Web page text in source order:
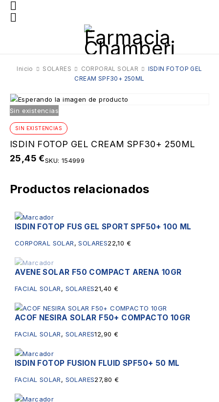
Inicio SOLARES CORPORAL SOLAR
ISDIN FOTOP GEL
CREAM SPF30+ 250ML
Sin existencias
SIN EXISTENCIAS
ISDIN FOTOP GEL CREAM SPF30+ 250ML
25,45€SKU: 154999
Productos relacionados
ISDIN FOTOP FUS GEL SPORT SPF50+ 100 ML
CORPORAL SOLAR,SOLARES22,10 €
Sin existencias
AVENE SOLAR F50 COMPACT ARENA 10GR
FACIAL SOLAR, SOLARES21,40 €
ACOF NESIRA SOLAR F50+ COMPACTO 10GR
FACIAL SOLAR, SOLARES12,90 €
ISDIN FOTOP FUSION FLUID SPF50+ 50 ML
FACIAL SOLAR, SOLARES27,80 €